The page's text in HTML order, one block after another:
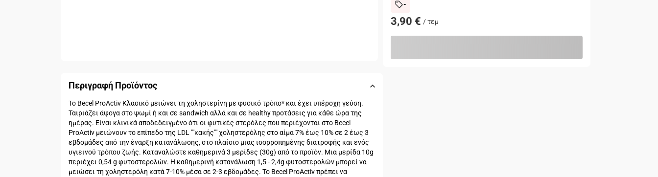
Περιγραφή Προϊόντος
Το Becel ProActiv Κλασικό μειώνει τη χοληστερίνη με φυσικό τρόπο* και έχει υπέροχη γεύση.
Ταιριάζει άψογα στο ψωμί ή και σε sandwich αλλά και σε healthy προτάσεις για κάθε ώρα της
ημέρας. Είναι κλινικά αποδεδειγμένο ότι οι φυτικές στερόλες που περιέχονται στο Becel
ProActiv μειώνουν το επίπεδο της LDL ""κακής"" χοληστερόλης στο αίμα 7% έως 10% σε 2 έως 3
εβδομάδες από την έναρξη κατανάλωσης, στο πλαίσιο μιας ισορροπημένης διατροφής και ενός
υγιεινού τρόπου ζωής. Καταναλώστε καθημερινά 3 μερίδες (30g) από το προϊόν. Μια μερίδα 10g
περιέχει 0,54 g φυτοστερολών. Η καθημερινή κατανάλωση 1,5 - 2,4g φυτοστερολών μπορεί να
μειώσει τη χοληστερόλη κατά 7-10% μέσα σε 2-3 εβδομάδες. Το Βecel ProActiv πρέπει να
-
3,90 € /τεμ